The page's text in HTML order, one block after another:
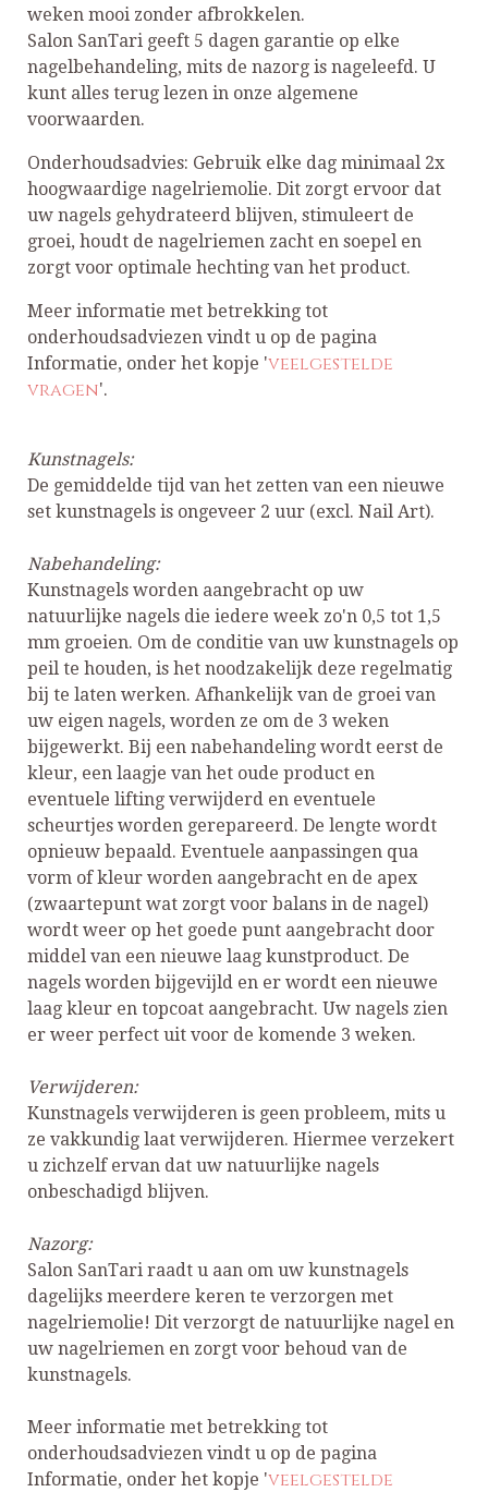
weken mooi zonder afbrokkelen.
Salon SanTari geeft 5 dagen garantie op elke
nagelbehandeling, mits de nazorg is nageleefd. U
kunt alles terug lezen in onze algemene
voorwaarden.
Onderhoudsadvies: Gebruik elke dag minimaal 2x
hoogwaardige nagelriemolie. Dit zorgt ervoor dat
uw nagels gehydrateerd blijven, stimuleert de
groei, houdt de nagelriemen zacht en soepel en
zorgt voor optimale hechting van het product.
Meer informatie met betrekking tot
onderhoudsadviezen vindt u op de pagina
Informatie, onder het kopje 'veelgestelde
vragen'.
Kunstnagels:
De gemiddelde tijd van het zetten van een nieuwe
set kunstnagels is ongeveer 2 uur (excl. Nail Art).
Nabehandeling:
Kunstnagels worden aangebracht op uw
natuurlijke nagels die iedere week zo'n 0,5 tot 1,5
mm groeien. Om de conditie van uw kunstnagels op
peil te houden, is het noodzakelijk deze regelmatig
bij te laten werken. Afhankelijk van de groei van
uw eigen nagels, worden ze om de 3 weken
bijgewerkt. Bij een nabehandeling wordt eerst de
kleur, een laagje van het oude product en
eventuele lifting verwijderd en eventuele
scheurtjes worden gerepareerd. De lengte wordt
opnieuw bepaald. Eventuele aanpassingen qua
vorm of kleur worden aangebracht en de apex
(zwaartepunt wat zorgt voor balans in de nagel)
wordt weer op het goede punt aangebracht door
middel van een nieuwe laag kunstproduct. De
nagels worden bijgevijld en er wordt een nieuwe
laag kleur en topcoat aangebracht. Uw nagels zien
er weer perfect uit voor de komende 3 weken.
Verwijderen:
Kunstnagels verwijderen is geen probleem, mits u
ze vakkundig laat verwijderen. Hiermee verzekert
u zichzelf ervan dat uw natuurlijke nagels
onbeschadigd blijven.
Nazorg:
Salon SanTari raadt u aan om uw kunstnagels
dagelijks meerdere keren te verzorgen met
nagelriemolie! Dit verzorgt de natuurlijke nagel en
uw nagelriemen en zorgt voor behoud van de
kunstnagels.
Meer informatie met betrekking tot
onderhoudsadviezen vindt u op de pagina
Informatie, onder het kopje 'veelgestelde